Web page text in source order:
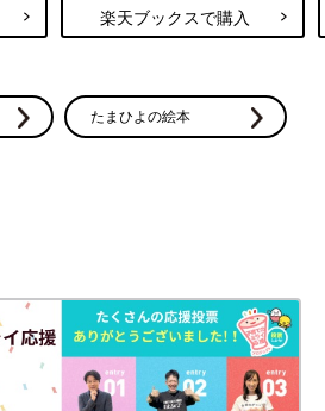
楽天ブックスで購入
たまひよの絵本